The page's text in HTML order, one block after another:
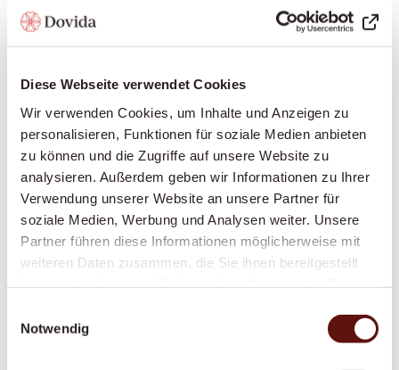
Diese Webseite verwendet Cookies
Wir verwenden Cookies, um Inhalte und Anzeigen zu
personalisieren, Funktionen für soziale Medien anbieten
zu können und die Zugriffe auf unsere Website zu
analysieren. Außerdem geben wir Informationen zu Ihrer
Verwendung unserer Website an unsere Partner für
soziale Medien, Werbung und Analysen weiter. Unsere
Partner führen diese Informationen möglicherweise mit
weiteren Daten zusammen, die Sie ihnen bereitgestellt
Notwendig
Haushaltshilfe: Unterstützung im Haushalt,
Wäsche waschen, leichte Reinigungsarbeiten
Spaziergänge, Kulturveranstaltungen – immer an
Ihrer Seite
Einkaufen und Mahlzeiten zubereiten: Frische,
gesunde Ernährung nach Ihrem Geschmack
Grundpflege: Unterstützung bei der Körperpflege,
beim An- und Auskleiden, Hilfe bei der Mobilität
Erinnerung an Medikamente: Damit Sie Ihre
Medikamente zuverlässig zum richtigen Zeitpunkt
Spezialisierte, einfühlsame Begleitung bei